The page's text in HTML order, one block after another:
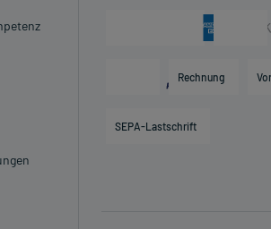
Rechnung
SEPA-Lastschrift